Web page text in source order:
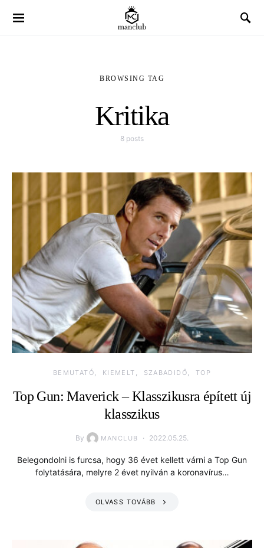
BROWSING TAG
Kritika
8 posts
BEMUTATÓ KIEMELT SZABADIDŐ TOP
Top Gun: Maverick – Klasszikusra épített új
klasszikus
By MANCLUB 2022.05.25.
Belegondolni is furcsa, hogy 36 évet kellett várni a Top Gun
folytatására, melyre 2 évet nyilván a koronavírus…
OLVASS TOVÁBB